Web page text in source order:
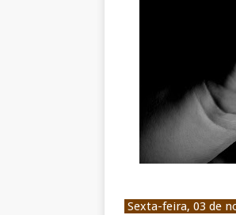
Sexta-feira, 03 de